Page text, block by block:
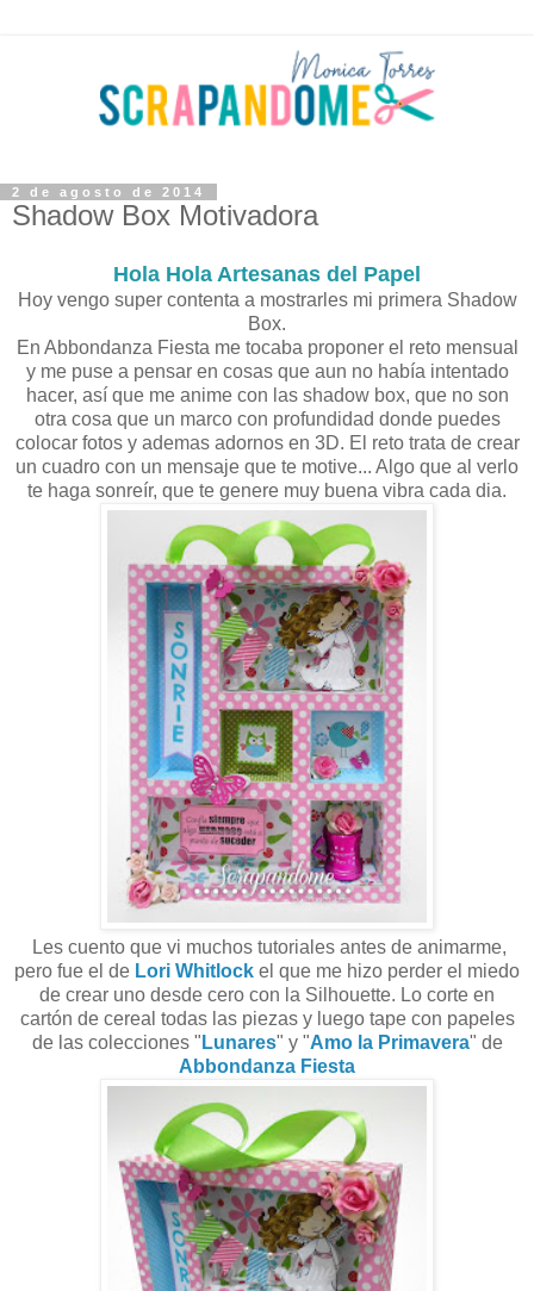
2 de agosto de 2014
Shadow Box Motivadora
Hola Hola Artesanas del Papel
Hoy vengo super contenta a mostrarles mi primera Shadow
Box.
En Abbondanza Fiesta me tocaba proponer el reto mensual
y me puse a pensar en cosas que aun no había intentado
hacer, así que me anime con las shadow box, que no son
otra cosa que un marco con profundidad donde puedes
colocar fotos y ademas adornos en 3D. El reto trata de crear
un cuadro con un mensaje que te motive... Algo que al verlo
te haga sonreír, que te genere muy buena vibra cada dia.
Les cuento que vi muchos tutoriales antes de animarme,
pero fue el de Lori Whitlock el que me hizo perder el miedo
de crear uno desde cero con la Silhouette. Lo corte en
cartón de cereal todas las piezas y luego tape con papeles
de las colecciones " Lunares" y "Amo la Primavera" de
Abbondanza Fiesta